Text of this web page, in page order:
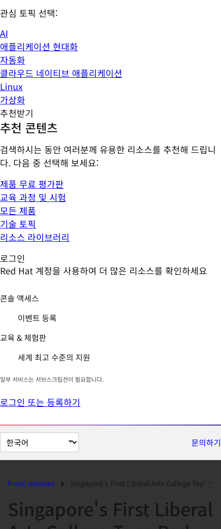
관심 토픽 선택:
AI
애플리케이션 현대화
자동화
클라우드 네이티브 애플리케이션
Linux
가상화
추천받기
추천 콘텐츠
검색하시는 동안 여러분께 유용한 리소스를 추천해 드립니
다. 다음 중 선택해 보세요:
제품 무료 평가판
교육 과정 및 시험
모든 제품
기술 토픽
리소스 라이브러리
로그인
Red Hat 계정을 사용하여 더 많은 리소스를 확인하세요
콘솔 액세스
이벤트 등록
교육 & 체험판
세계 최고 수준의 지원
일부 서비스는 서브스크립션이 필요합니다.
로그인 또는 등록하기
페
이
문의하기
Press releases Singapore's First Liberal Arts College Taps Red Hat and Dell for...
Singapore's First Liberal